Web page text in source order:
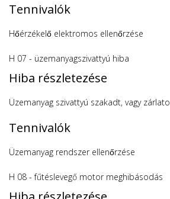
Tennivalók
Hőérzékelő elektromos ellenőrzése
H 07 - üzemanyagszivattyú hiba
Hiba részletezése
Üzemanyag szivattyú szakadt, vagy
Tennivalók
Üzemanyag rendszer ellenőrzése
H 08 - fűtéslevegő motor meghibásodás